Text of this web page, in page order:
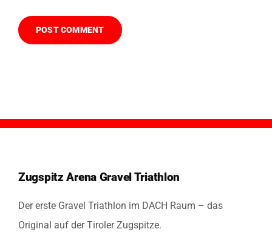
Zugspitz Arena Gravel Triathlon
Der erste Gravel Triathlon im DACH Raum – das
Original auf der Tiroler Zugspitze.